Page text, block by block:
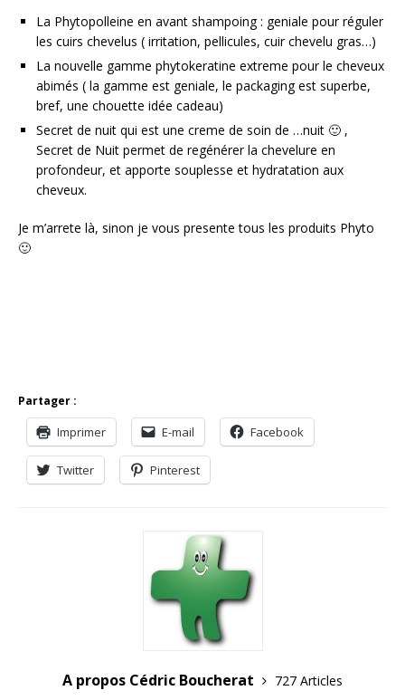
La Phytopolleine en avant shampoing : geniale pour réguler
les cuirs chevelus ( irritation, pellicules, cuir chevelu gras…)
La nouvelle gamme phytokeratine extreme pour le cheveux
abimés ( la gamme est geniale, le packaging est superbe,
bref, une chouette idée cadeau)
Secret de nuit qui est une creme de soin de …nuit 🙂 ,
Secret de Nuit permet de regénérer la chevelure en
profondeur, et apporte souplesse et hydratation aux
cheveux.
Je m’arrete là, sinon je vous presente tous les produits Phyto
🙂
Partager :
Imprimer E-mail Facebook
Twitter Pinterest
A propos Cédric Boucherat
727 Articles